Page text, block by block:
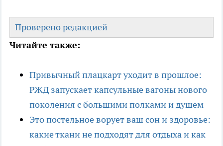
Проверено редакцией
Читайте также:
Привычный плацкарт уходит в прошлое:
РЖД запускает капсульные вагоны нового
поколения с большими полками и душем
Это постельное ворует ваш сон и здоровье:
какие ткани не подходят для отдыха и как